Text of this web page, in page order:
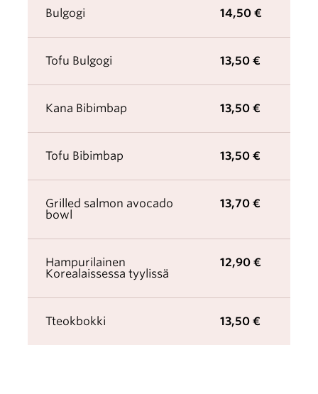
Bulgogi 14,50 €
Tofu Bulgogi 13,50 €
Kana Bibimbap 13,50 €
Tofu Bibimbap 13,50 €
Grilled salmon avocado
bowl
13,70 €
Hampurilainen
Korealaissessa tyylissä
12,90 €
Tteokbokki 13,50 €